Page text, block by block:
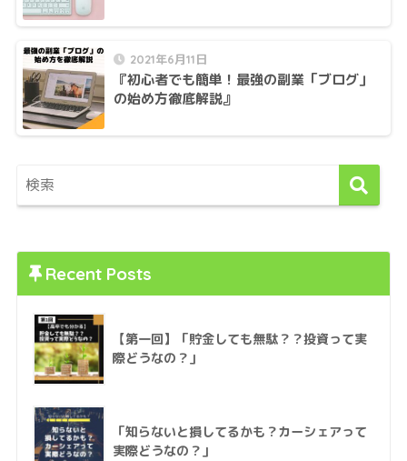
2021年6月11日
『初心者でも簡単！最強の副業「ブログ」
の始め方徹底解説』
Recent Posts
【第一回】「貯金しても無駄？？投資って実
際どうなの？」
「知らないと損してるかも？カーシェアって
実際どうなの？」